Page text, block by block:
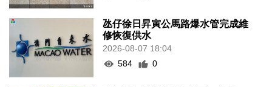
氹仔徐日昇寅公馬路爆水管完成維
修恢復供水
2026-08-07 18:04
584
0